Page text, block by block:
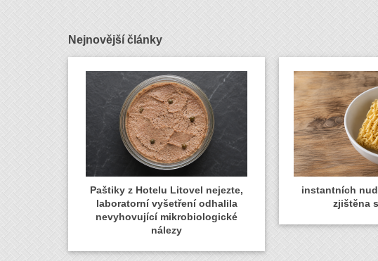
Nejnovější články
Paštiky z Hotelu Litovel nejezte,
laboratorní vyšetření odhalila
nevyhovující mikrobiologické
nálezy
instantních
zjištěna